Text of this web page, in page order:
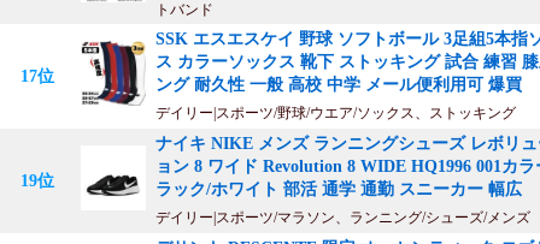
トバンド
17位
SSK エスエスケイ 野球 ソフトボール 3足組5本指
ス カラーソックス 靴下 ストッキング 試合 練習
ング 耐久性 一般 高校 中学 メール便利用可 爆買
デイリー|スポーツ/野球/ウエア/ソックス、ストッキング
19位
ナイキ NIKE メンズ ランニングシューズ レボリ
ョン 8 ワイド Revolution 8 WIDE HQ1996 001カラ
ラック/ホワイト 部活 通学 通勤 スニーカー 幅広
デイリー|スポーツ/マラソン、ランニング/シューズ/メンズ